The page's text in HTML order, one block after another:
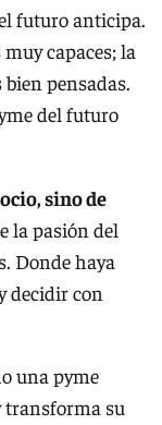
futuro anticipa.
capaces; la
pensadas.
del futuro
sino de
la pasión del
Donde haya
decidir con
una pyme
transforma su